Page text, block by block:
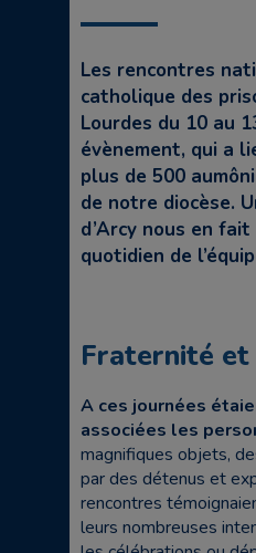
Les rencontres
catholique des
Lourdes du 10 au
évènement, qui a
plus de 500
de notre diocèse.
d’Arcy nous en
quotidien de
Fraternité et
A ces journées
associées les
magnifiques objets,
par des détenus et
rencontres
leurs nombreuses